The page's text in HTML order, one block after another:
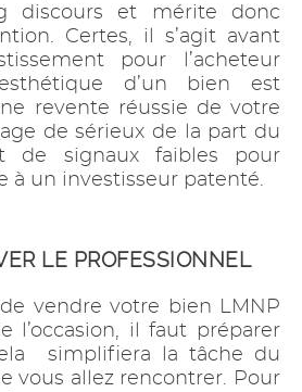
discours et mérite donc
Certes, il s’agit avant
pour l’acheteur
d’un bien est
revente réussie de votre
de sérieux de la part du
de signaux faibles pour
à un investisseur patenté.
LE PROFESSIONNEL
vendre votre bien LMNP
l’occasion, il faut préparer
simplifiera la tâche du
vous allez rencontrer. Pour